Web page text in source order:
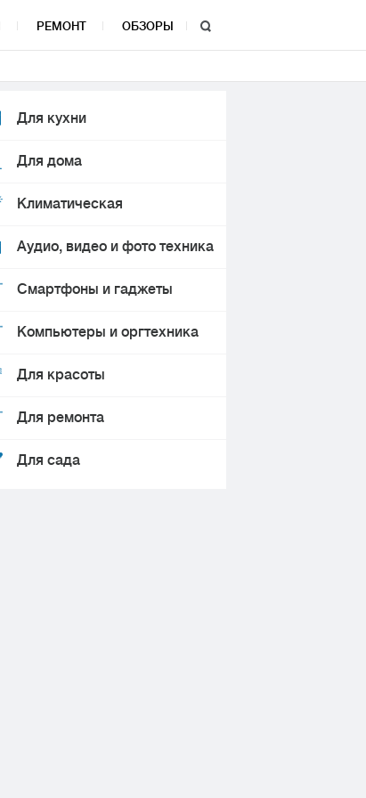
РЕМОНТ ОБЗОРЫ
Для кухни
Для дома
Климатическая
Аудио, видео и фото техника
Смартфоны и гаджеты
Компьютеры и оргтехника
Для красоты
Для ремонта
Для сада